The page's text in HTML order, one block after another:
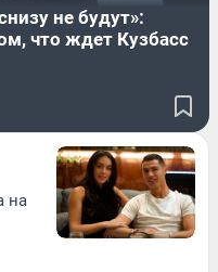
не будут»:
что ждет Кузбасс
на